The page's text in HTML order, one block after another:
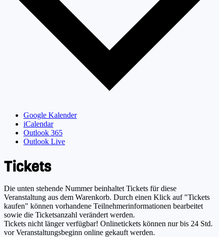
Google Kalender
iCalendar
Outlook 365
Outlook Live
Tickets
Die unten stehende Nummer beinhaltet Tickets für diese
Veranstaltung aus dem Warenkorb. Durch einen Klick auf "Tickets
kaufen" können vorhandene Teilnehmerinformationen bearbeitet
sowie die Ticketsanzahl verändert werden.
Tickets nicht länger verfügbar! Onlinetickets können nur bis 24 Std.
vor Veranstaltungsbeginn online gekauft werden.